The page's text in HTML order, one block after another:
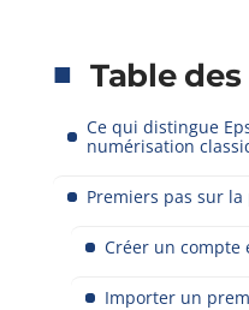
Table
Ce qui distingue
numérisation
Premiers pas sur
Créer un compte
Importer un